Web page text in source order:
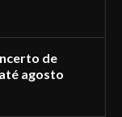
de
agosto